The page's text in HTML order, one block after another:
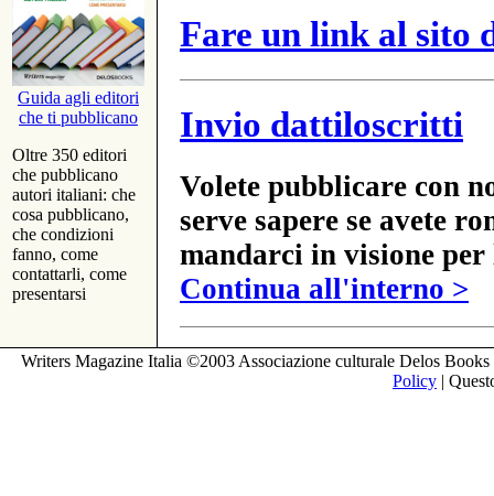
Guida agli editori
che ti pubblicano
Oltre 350 editori
che pubblicano
autori italiani: che
cosa pubblicano,
che condizioni
fanno, come
contattarli, come
presentarsi
Fare un link al sito
Invio dattiloscritti
Volete pubblicare con
serve sapere se avete
mandarci in visione
Continua all'interno >
Writers Magazine Italia ©2003 Associazione culturale Delos
Policy |